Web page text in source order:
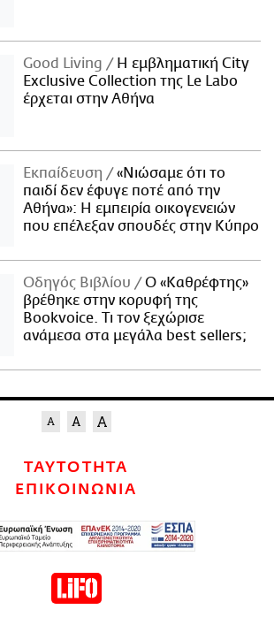
Good Living
Η εμβληματική City
Exclusive Collection της Le Labo
έρχεται στην Αθήνα
Εκπαίδευση
«Νιώσαμε ότι το
παιδί δεν έφυγε ποτέ από την
Αθήνα»: Η εμπειρία οικογενειών
που επέλεξαν σπουδές στην Κύπρο
Οδηγός Βιβλίου
Ο «Καθρέφτης»
βρέθηκε στην κορυφή της
Bookvoice. Τι τον ξεχώρισε
ανάμεσα στα μεγάλα best sellers;
ΤΑΥΤΟΤΗΤΑ
ΕΠΙΚΟΙΝΩΝΙΑ